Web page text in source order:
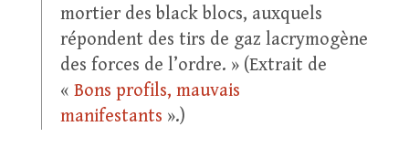
mortier des black blocs, auxquels
répondent des tirs de gaz lacrymogène
des forces de l’ordre. » (Extrait de
« Bons profils, mauvais
manifestants ».)